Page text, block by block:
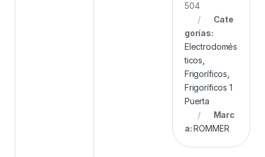
504
Cate
gorías:
Electrodomés
ticos
Frigoríficos
Frigoríficos 1
Puerta
Marc
a:ROMMER